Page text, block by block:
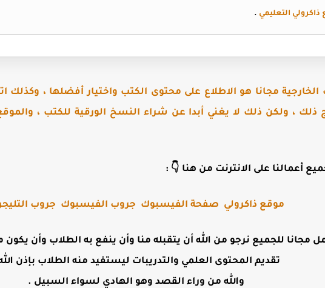
ذاكرولي التعليمي .
مجانا هو الاطلاع على محتوى الكتب واختيار أفضلها ، وكذلك
ذلك ، ولكن ذلك لا يغني أبدا عن شراء النسخ الورقية للكتب ،
أعمالنا على الانترنت من هنا 👇 :
موقع ذاكرولي صفحة الفيسبوك جروب الفيسبوك جروب
مجانا للجميع نرجو من الله أن يتقبله منا وأن ينفع به الطلاب وأن
تقديم المحتوى العلمي والتدريبات ليستفيد منه الطلاب بإذن
والله من وراء القصد وهو الهادي لسواء السبيل .